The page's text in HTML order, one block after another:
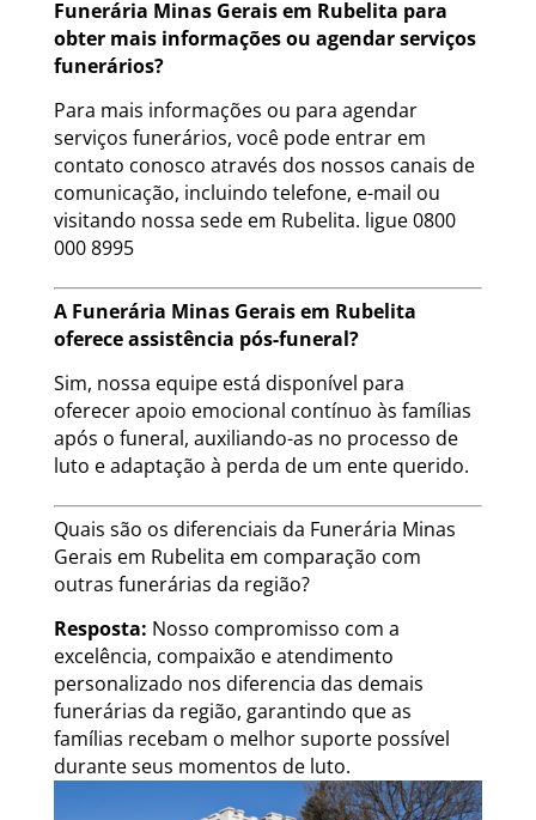
Funerária Minas Gerais em Rubelita para
obter mais informações ou agendar serviços
funerários?
Para mais informações ou para agendar
serviços funerários, você pode entrar em
contato conosco através dos nossos canais de
comunicação, incluindo telefone, e-mail ou
visitando nossa sede em Rubelita. ligue 0800
000 8995
A Funerária Minas Gerais em Rubelita
oferece assistência pós-funeral?
Sim, nossa equipe está disponível para
oferecer apoio emocional contínuo às famílias
após o funeral, auxiliando-as no processo de
luto e adaptação à perda de um ente querido.
Quais são os diferenciais da Funerária Minas
Gerais em Rubelita em comparação com
outras funerárias da região?
Resposta: Nosso compromisso com a
excelência, compaixão e atendimento
personalizado nos diferencia das demais
funerárias da região, garantindo que as
famílias recebam o melhor suporte possível
durante seus momentos de luto.